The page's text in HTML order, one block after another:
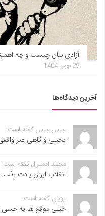
آزادی بیان چیست و چه
29 بهمن 1404
آخرین دیدگاه‌ها
عباس عباس گفته است:
تخیلی و گاهی غیر
محمد آدمیرال گفته است:
انقلاب ایران یادت
پویان گفته است:
خیلی موقع ها یه حسی